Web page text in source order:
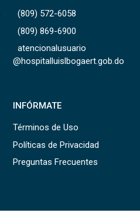
(809) 572-6058
(809) 869-6900
atencionalusuario
@hospitalluislbogaert.gob.do
INFÓRMATE
Términos de Uso
Políticas de Privacidad
Preguntas Frecuentes